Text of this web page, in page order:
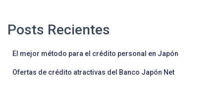
Posts Recientes
El mejor método para el crédito personal en Japón
Ofertas de crédito atractivas del Banco Japón Net